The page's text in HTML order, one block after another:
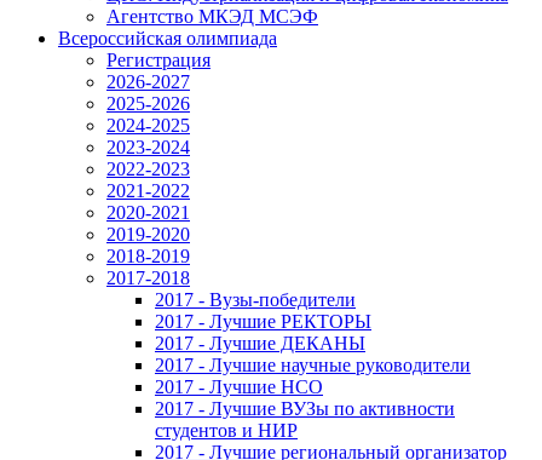
Агентство МКЭД МСЭФ
Всероссийская олимпиада
Регистрация
2026-2027
2025-2026
2024-2025
2023-2024
2022-2023
2021-2022
2020-2021
2019-2020
2018-2019
2017-2018
2017 - Вузы-победители
2017 - Лучшие РЕКТОРЫ
2017 - Лучшие ДЕКАНЫ
2017 - Лучшие научные руководители
2017 - Лучшие НСО
2017 - Лучшие ВУЗы по активности
студентов и НИР
2017 - Лучшие региональный организатор